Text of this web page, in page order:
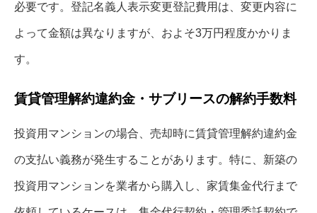
必要です。登記名義人表示変更登記費用は、変更内容に
よって金額は異なりますが、およそ3万円程度かかりま
す。
賃貸管理解約違約金・サブリースの解約手数料
投資用マンションの場合、売却時に賃貸管理解約違約金
の支払い義務が発生することがあります。特に、新築の
投資用マンションを業者から購入し、家賃集金代行まで